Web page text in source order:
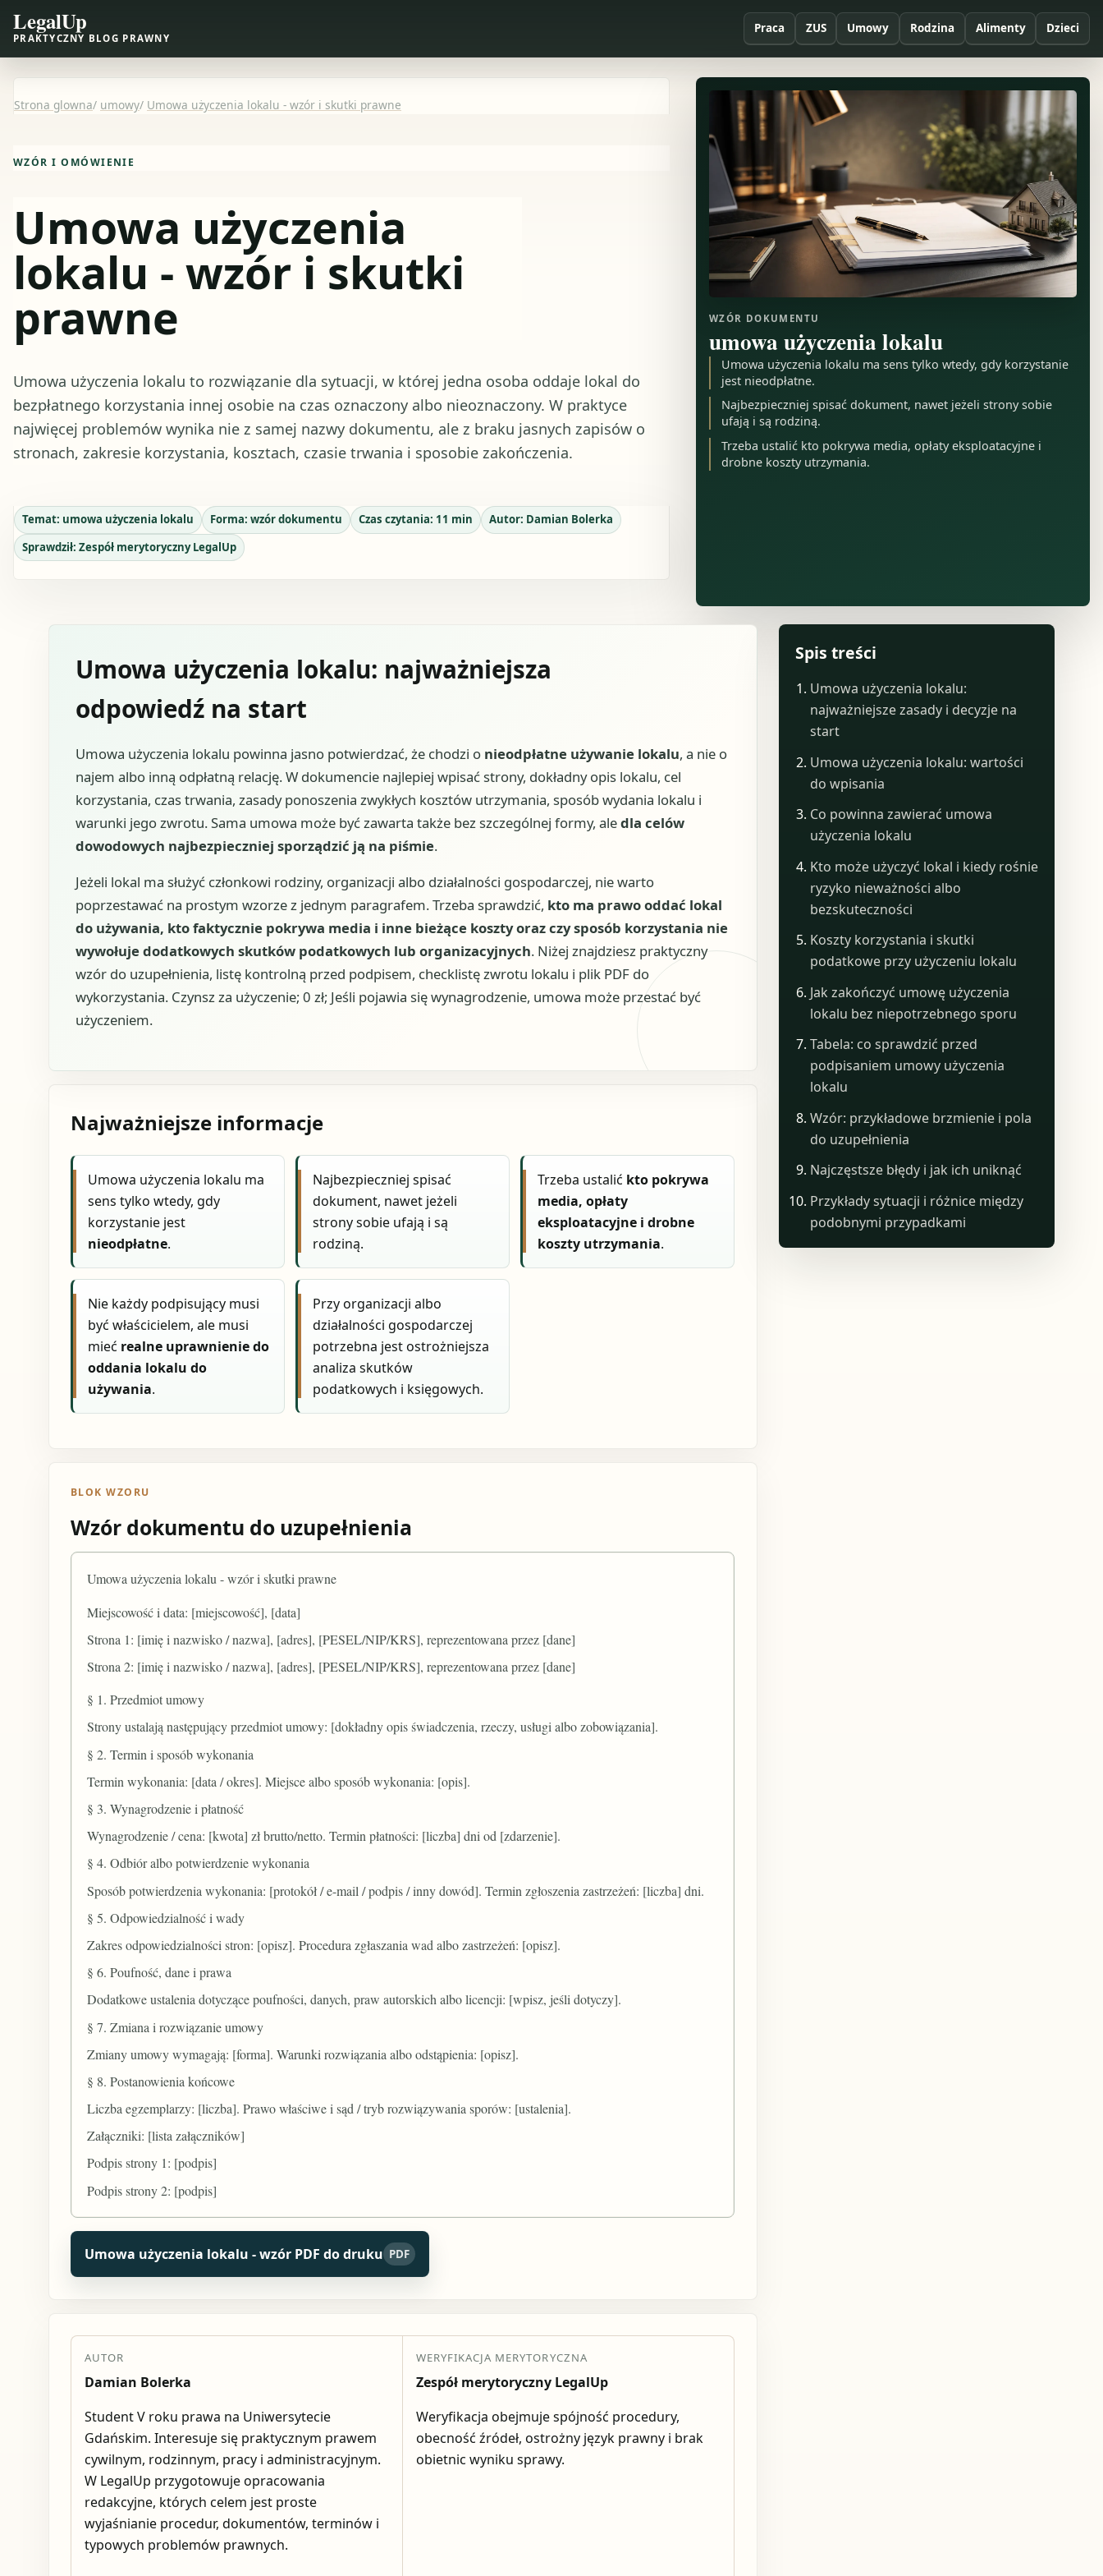
LegalUp
PRAKTYCZNY BLOG PRAWNY
Praca ZUS Umowy Rodzina Alimenty Dzieci
Strona glowna/ umowy/ Umowa użyczenia lokalu - wzór i skutki prawne
WZÓR I OMÓWIENIE
Umowa użyczenia
lokalu - wzór i skutki
prawne
Umowa użyczenia lokalu to rozwiązanie dla sytuacji, w której jedna osoba oddaje lokal do
bezpłatnego korzystania innej osobie na czas oznaczony albo nieoznaczony. W praktyce
najwięcej problemów wynika nie z samej nazwy dokumentu, ale z braku jasnych zapisów o
stronach, zakresie korzystania, kosztach, czasie trwania i sposobie zakończenia.
Temat: umowa użyczenia lokalu Forma: wzór dokumentu Czas czytania: 11 min Autor: Damian Bolerka
Sprawdził: Zespół merytoryczny LegalUp
WZÓR DOKUMENTU
umowa użyczenia lokalu
Umowa użyczenia lokalu ma sens tylko wtedy, gdy korzystanie
jest nieodpłatne.
Najbezpieczniej spisać dokument, nawet jeżeli strony sobie
ufają i są rodziną.
Trzeba ustalić kto pokrywa media, opłaty eksploatacyjne i
drobne koszty utrzymania.
Umowa użyczenia lokalu: najważniejsza
odpowiedź na start
Umowa użyczenia lokalu powinna jasno potwierdzać, że chodzi o nieodpłatne używanie lokalu, a nie o
najem albo inną odpłatną relację. W dokumencie najlepiej wpisać strony, dokładny opis lokalu, cel
korzystania, czas trwania, zasady ponoszenia zwykłych kosztów utrzymania, sposób wydania lokalu i
warunki jego zwrotu. Sama umowa może być zawarta także bez szczególnej formy, aledla celów
dowodowych najbezpieczniej sporządzić ją na piśmie.
Jeżeli lokal ma służyć członkowi rodziny, organizacji albo działalności gospodarczej, nie warto
poprzestawać na prostym wzorze z jednym paragrafem. Trzeba sprawdzić, kto ma prawo oddać lokal
do używania, kto faktycznie pokrywa media i inne bieżące koszty oraz czy sposób korzystania nie
wywołuje dodatkowych skutków podatkowych lub organizacyjnych. Niżej znajdziesz praktyczny
wzór do uzupełnienia, listę kontrolną przed podpisem, checklistę zwrotu lokalu i plik PDF do
wykorzystania. Czynsz za użyczenie; 0 zł; Jeśli pojawia się wynagrodzenie, umowa może przestać być
użyczeniem.
Najważniejsze informacje
Umowa użyczenia lokalu ma
sens tylko wtedy, gdy
korzystanie jest
nieodpłatne.
Najbezpieczniej spisać
dokument, nawet jeżeli
strony sobie ufają i są
rodziną.
Trzeba ustalić kto pokrywa
media, opłaty
eksploatacyjne i drobne
koszty utrzymania.
Nie każdy podpisujący musi
być właścicielem, ale musi
mieć realne uprawnienie do
oddania lokalu do
używania.
Przy organizacji albo
działalności gospodarczej
potrzebna jest ostrożniejsza
analiza skutków
podatkowych i księgowych.
BLOK WZORU
Wzór dokumentu do uzupełnienia
Umowa użyczenia lokalu - wzór i skutki prawne
Miejscowość i data: [miejscowość], [data]
Strona 1: [imię i nazwisko / nazwa], [adres], [PESEL/NIP/KRS], reprezentowana przez [dane]
Strona 2: [imię i nazwisko / nazwa], [adres], [PESEL/NIP/KRS], reprezentowana przez [dane]
§ 1. Przedmiot umowy
Strony ustalają następujący przedmiot umowy: [dokładny opis świadczenia, rzeczy, usługi albo zobowiązania].
§ 2. Termin i sposób wykonania
Termin wykonania: [data / okres]. Miejsce albo sposób wykonania: [opis].
§ 3. Wynagrodzenie i płatność
Wynagrodzenie / cena: [kwota] zł brutto/netto. Termin płatności: [liczba] dni od [zdarzenie].
§ 4. Odbiór albo potwierdzenie wykonania
Sposób potwierdzenia wykonania: [protokół / e-mail / podpis / inny dowód]. Termin zgłoszenia zastrzeżeń: [liczba] dni.
§ 5. Odpowiedzialność i wady
Zakres odpowiedzialności stron: [opisz]. Procedura zgłaszania wad albo zastrzeżeń: [opisz].
§ 6. Poufność, dane i prawa
Dodatkowe ustalenia dotyczące poufności, danych, praw autorskich albo licencji: [wpisz, jeśli dotyczy].
§ 7. Zmiana i rozwiązanie umowy
Zmiany umowy wymagają: [forma]. Warunki rozwiązania albo odstąpienia: [opisz].
§ 8. Postanowienia końcowe
Liczba egzemplarzy: [liczba]. Prawo właściwe i sąd / tryb rozwiązywania sporów: [ustalenia].
Załączniki: [lista załączników]
Podpis strony 1: [podpis]
Podpis strony 2: [podpis]
Umowa użyczenia lokalu - wzór PDF do druku PDF
AUTOR
Damian Bolerka
Student V roku prawa na Uniwersytecie
Gdańskim. Interesuje się praktycznym prawem
cywilnym, rodzinnym, pracy i administracyjnym.
W LegalUp przygotowuje opracowania
redakcyjne, których celem jest proste
wyjaśnianie procedur, dokumentów, terminów i
typowych problemów prawnych.
WERYFIKACJA MERYTORYCZNA
Zespół merytoryczny LegalUp
Weryfikacja obejmuje spójność procedury,
obecność źródeł, ostrożny język prawny i brak
obietnic wyniku sprawy.
Spis treści
Umowa użyczenia lokalu:
najważniejsze zasady i decyzje na
start
Umowa użyczenia lokalu: wartości
do wpisania
Co powinna zawierać umowa
użyczenia lokalu
Kto może użyczyć lokal i kiedy rośnie
ryzyko nieważności albo
bezskuteczności
Koszty korzystania i skutki
podatkowe przy użyczeniu lokalu
Jak zakończyć umowę użyczenia
lokalu bez niepotrzebnego sporu
Tabela: co sprawdzić przed
podpisaniem umowy użyczenia
lokalu
Wzór: przykładowe brzmienie i pola
do uzupełnienia
Najczęstsze błędy i jak ich uniknąć
Przykłady sytuacji i różnice między
podobnymi przypadkami